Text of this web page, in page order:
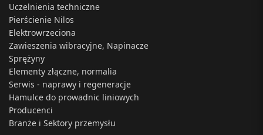
Uczelnienia techniczne
Pierścienie Nilos
Elektrowrzeciona
Zawieszenia wibracyjne, Napinacze
Sprężyny
Elementy złączne, normalia
Serwis - naprawy i regeneracje
Hamulce do prowadnic liniowych
Producenci
Branże i Sektory przemysłu